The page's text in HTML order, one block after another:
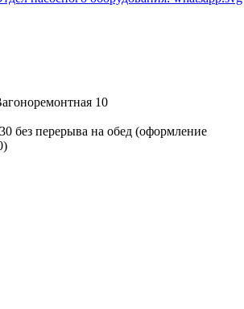
10
без перерыва на обед (оформление